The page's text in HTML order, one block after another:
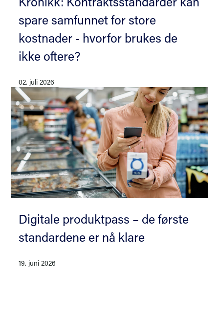
spare samfunnet for store
kostnader - hvorfor brukes de
ikke oftere?
02. juli 2026
Digitale produktpass – de første
standardene er nå klare
19. juni 2026